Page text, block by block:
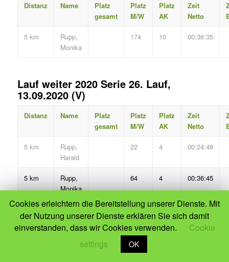
Distanz Name
Platz
gesamt
Platz
M/W
Platz
AK
Zeit
Netto
5 km
Rupp,
Monika
174 10 00:36:35
Lauf weiter 2020 Serie 26. Lauf,
13.09.2020 (V)
Distanz Name
Platz
gesamt
Platz
M/W
Platz
AK
Zeit
Netto
5 km
Rupp,
Harald
22 4 00:24:48
5 km
Rupp,
Monika
64 4 00:36:45
5 km
WALK
Rupp,
Monika
13 3 00:45:37
1
Cookies erleichtern die Bereitstellung unserer Dienste. Mit
der Nutzung unserer Dienste erklären Sie sich damit
einverstanden, dass wir Cookies verwenden.
Cookie
settings
OK